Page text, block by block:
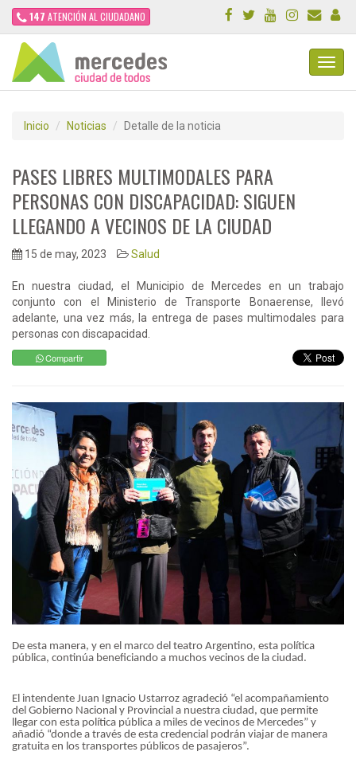
147 ATENCIÓN AL CIUDADANO
Inicio Noticias Detalle de la noticia
PASES LIBRES MULTIMODALES PARA
PERSONAS CON DISCAPACIDAD: SIGUEN
LLEGANDO A VECINOS DE LA CIUDAD
15 de may, 2023 Salud
En nuestra ciudad, el Municipio de Mercedes en un trabajo
conjunto con el Ministerio de Transporte Bonaerense, llevó
adelante, una vez más, la entrega de pases multimodales para
personas con discapacidad.
Compartir
De esta manera, y en el marco del teatro Argentino, esta política
pública, continúa beneficiando a muchos vecinos de la ciudad.
El intendente Juan Ignacio Ustarroz agradeció “el acompañamiento
del Gobierno Nacional y Provincial a nuestra ciudad, que permite
llegar con esta política pública a miles de vecinos de Mercedes” y
añadió “donde a través de esta credencial podrán viajar de manera
gratuita en los transportes públicos de pasajeros”.